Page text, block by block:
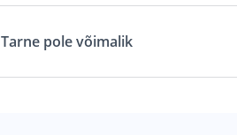
Tarne pole võimalik